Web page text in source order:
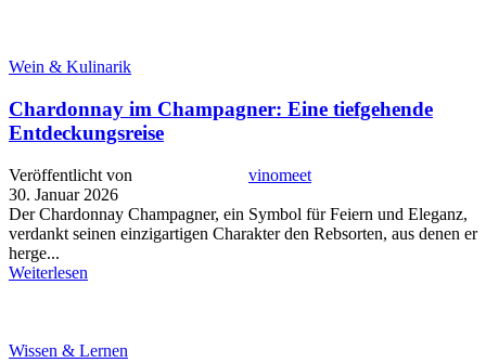
Wein & Kulinarik
Chardonnay im Champagner: Eine tiefgehende
Entdeckungsreise
Veröffentlicht von
vinomeet
30. Januar 2026
Der Chardonnay Champagner, ein Symbol für Feiern und Eleganz,
verdankt seinen einzigartigen Charakter den Rebsorten, aus denen er
herge...
Weiterlesen
Wissen & Lernen